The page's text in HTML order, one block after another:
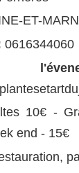
ET-
0616344060
10€ -
end - 15€